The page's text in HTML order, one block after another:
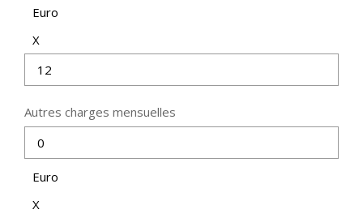
Euro
X
Autres charges mensuelles
Euro
X